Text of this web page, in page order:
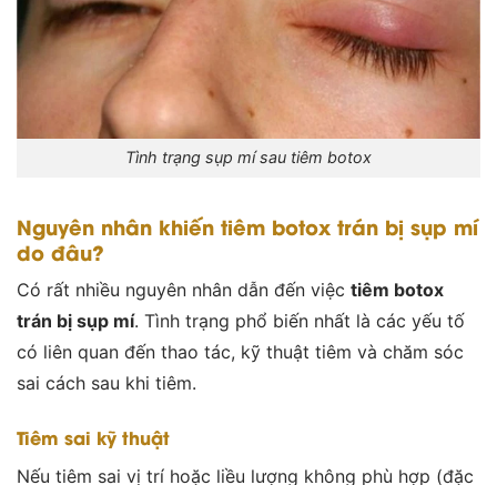
Tình trạng sụp mí sau tiêm botox
Nguyên nhân khiến tiêm botox trán bị sụp mí
do đâu?
Có rất nhiều nguyên nhân dẫn đến việc tiêm botox
trán bị sụp mí. Tình trạng phổ biến nhất là các yếu tố
có liên quan đến thao tác, kỹ thuật tiêm và chăm sóc
sai cách sau khi tiêm.
Tiêm sai kỹ thuật
Nếu tiêm sai vị trí hoặc liều lượng không phù hợp (đặc